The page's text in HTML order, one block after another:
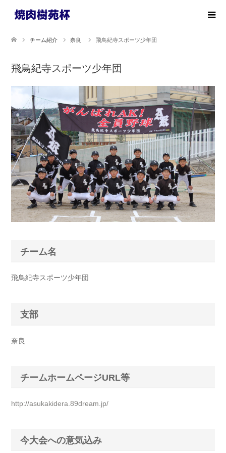
チーム紹介 奈良 飛鳥紀寺スポーツ少年団
飛鳥紀寺スポーツ少年団
チーム名
飛鳥紀寺スポーツ少年団
支部
奈良
チームホームページURL等
http://asukakidera.89dream.jp/
今大会への意気込み